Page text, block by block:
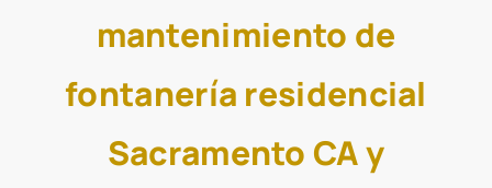
mantenimiento de
fontanería residencial
Sacramento CA y